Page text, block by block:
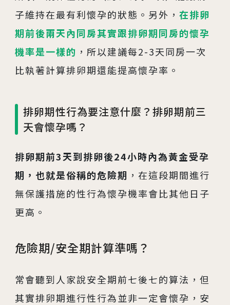
子維持在最有利懷孕的狀態。另外， 在排卵
期前後兩天內同房其實跟排卵期同房的懷孕
機率是一樣的 ，所以建議每2-3天同房一次
比執著計算排卵期還能提高懷孕率。
排卵期性行為要注意什麼？排卵期前三
天會懷孕嗎？
排卵期前3天到排卵後24小時內為黃金受孕
期，也就是俗稱的危險期 ，在這段期間進行
無保護措施的性行為懷孕機率會比其他日子
更高。
危險期/安全期計算準嗎？
常會聽到人家說安全期前七後七的算法，但
其實排卵期進行性行為並非一定會懷孕，安